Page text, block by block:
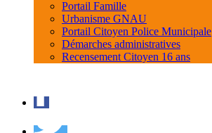
Portail Famille
Urbanisme GNAU
Portail Citoyen Police Municipale
Démarches administratives
Recensement Citoyen 16 ans